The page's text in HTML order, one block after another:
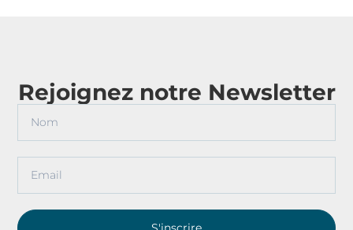
Rejoignez notre Newsletter